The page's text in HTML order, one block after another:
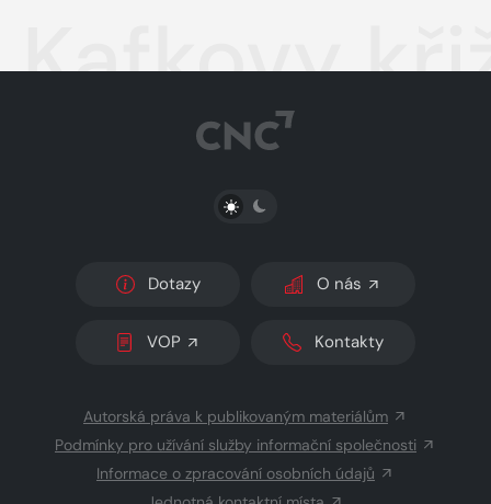
Kafkovy
PŘEPNOUT SVĚTLÝ/TMAVÝ REŽIM
Dotazy O nás
VOP Kontakty
Autorská práva k publikovaným materiálům
Podmínky pro užívání služby informační společnosti
Informace o zpracování osobních údajů